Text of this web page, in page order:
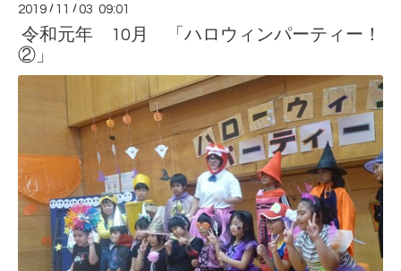
2019 / 11 /03 09:01
令和元年 10月 「ハロウィンパーティー！
②」